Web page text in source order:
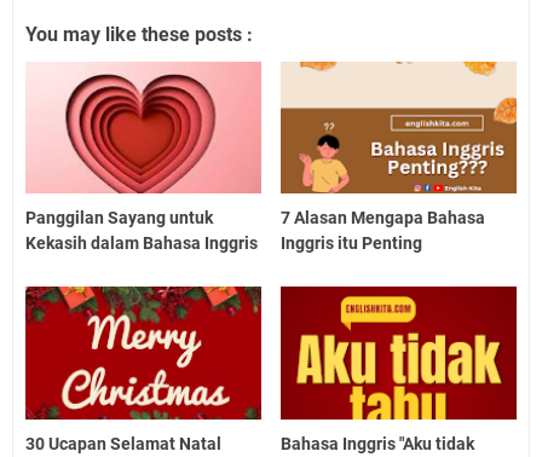
You may like these posts :
Panggilan Sayang untuk
Kekasih dalam Bahasa Inggris
7 Alasan Mengapa Bahasa
Inggris itu Penting
30 Ucapan Selamat Natal
Bahasa Inggris "Aku tidak